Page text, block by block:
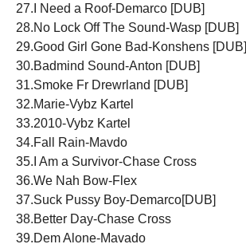
27.I Need a Roof-Demarco [DUB]
28.No Lock Off The Sound-Wasp [DUB]
29.Good Girl Gone Bad-Konshens [DUB]
30.Badmind Sound-Anton [DUB]
31.Smoke Fr Drewrland [DUB]
32.Marie-Vybz Kartel
33.2010-Vybz Kartel
34.Fall Rain-Mavdo
35.I Am a Survivor-Chase Cross
36.We Nah Bow-Flex
37.Suck Pussy Boy-Demarco[DUB]
38.Better Day-Chase Cross
39.Dem Alone-Mavado